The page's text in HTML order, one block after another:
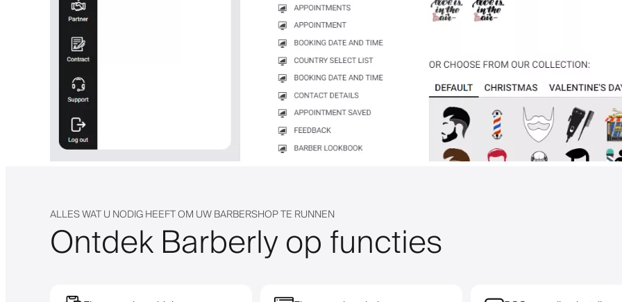
ALLES WAT U NODIG HEEFT OM UW BARBERSHOP TE RUNNEN
Ontdek Barberly op functies